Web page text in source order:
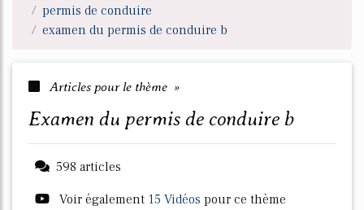
permis de conduire
examen du permis de conduire b
Articles pour le thème »
examen du permis de conduire b
598 articles
Voir également 15 Vidéos pour ce thème